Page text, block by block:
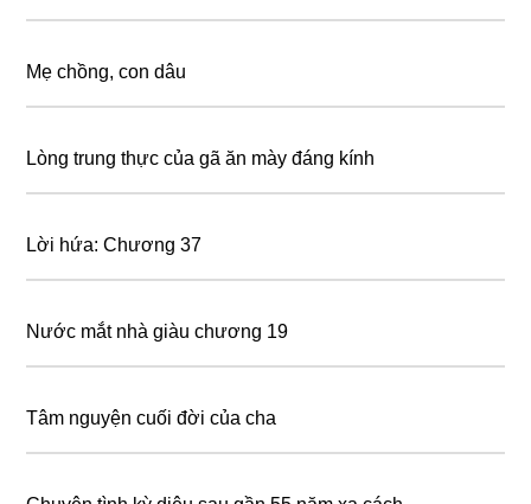
Mẹ chồng, con dâu
Lòng trung thực của gã ăn mày đáng kính
Lời hứa: Chương 37
Nước mắt nhà giàu chương 19
Tâm nguyện cuối đời của cha